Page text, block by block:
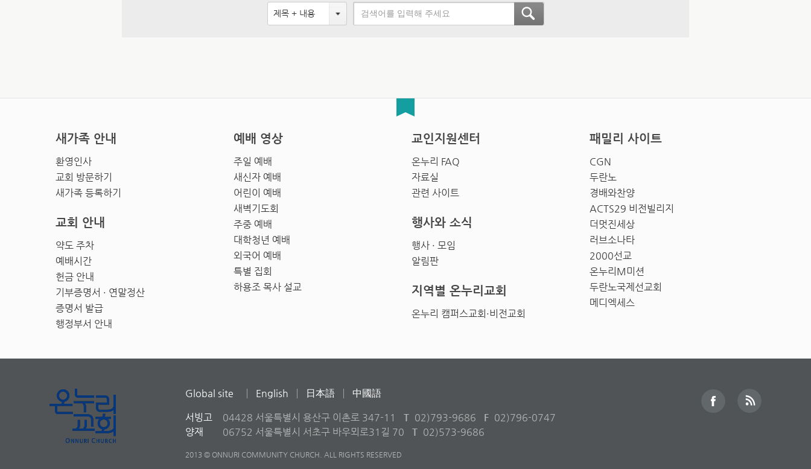
제목 + 내용
새가족 안내
환영인사
교회 방문하기
새가족 등록하기
예배 영상
주일 예배
새신자 예배
어린이 예배
새벽기도회
주중 예배
대학청년 예배
외국어 예배
특별 집회
하용조 목사 설교
교인지원센터
온누리 FAQ
자료실
관련 사이트
패밀리 사이트
CGN
두란노
경배와찬양
ACTS29 비전빌리지
더멋진세상
러브소나타
2000선교
온누리M미션
두란노국제선교회
메디엑세스
교회 안내
약도 주차
예배시간
헌금 안내
기부증명서 · 연말정산
증명서 발급
행정부서 안내
행사와 소식
행사 · 모임
알림판
지역별 온누리교회
온누리 캠퍼스교회·비전교회
Global site English 日本語 中國語
서빙고 04428 서울특별시 용산구 이촌로 347-11 T 02)793-9686 F 02)796-0747
양재
06752 서울특별시 서초구 바우뫼로31길 70 T 02)573-9686
2013 © ONNURI COMMUNITY CHURCH. ALL RIGHTS RESERVED